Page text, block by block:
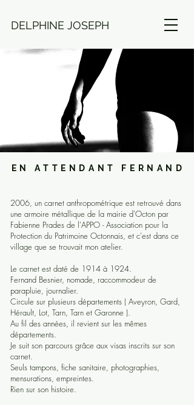
DELPHINE JOSEPH
EN ATTENDANT FERNAND
2006, un carnet anthropométrique est retrouvé dans
une armoire métallique de la mairie d'Octon par
Fabienne Prades de l'APPO - Association pour la
Protection du Patrimoine Octonnais, et c'est dans ce
village que se trouvait mon atelier.
Le carnet est daté de 1914 à 1924.
Fernand Besnier, nomade, raccommodeur de
parapluie, journalier.
Circule sur plusieurs départements ( Aveyron, Gard,
Hérault, Lot, Tarn, Tarn et Garonne ).
Au fil des années, il revient sur les mêmes
départements.
Je suit son parcours grâce aux visas inscrits sur son
carnet.
Seuls tampons, fiche sanitaire, photographies,
mensurations, empreintes.
Rien sur son histoire.